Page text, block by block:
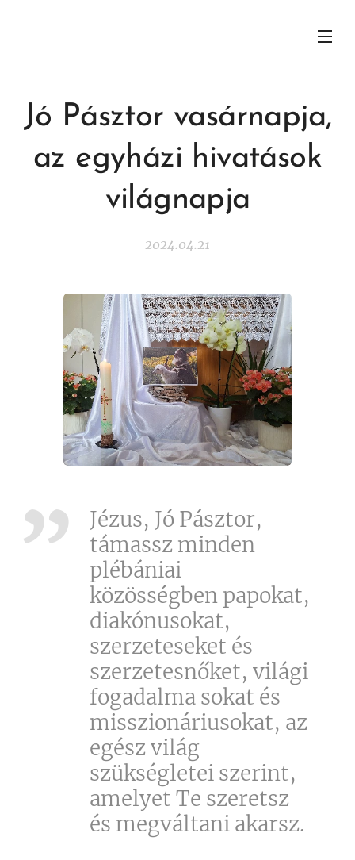
Jó Pásztor vasárnapja,
az egyházi hivatások
világnapja
2024.04.21
Jézus, Jó Pásztor,
támassz minden
plébániai
közösségben papokat,
diakónusokat,
szerzeteseket és
szerzetesnőket, világi
fogadalma sokat és
misszionáriusokat, az
egész világ
szükségletei szerint,
amelyet Te szeretsz
és megváltani akarsz.